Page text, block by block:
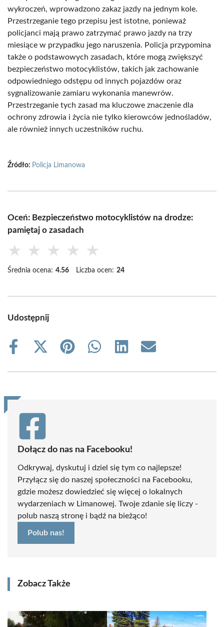
wykroczeń, wprowadzono zakaz jazdy na jednym kole.
Przestrzeganie tego przepisu jest istotne, ponieważ
policjanci mają prawo zatrzymać prawo jazdy na trzy
miesiące w przypadku jego naruszenia. Policja przypomina
także o podstawowych zasadach, które mogą zwiększyć
bezpieczeństwo motocyklistów, takich jak zachowanie
odpowiedniego odstępu od innych pojazdów oraz
sygnalizowanie zamiaru wykonania manewrów.
Przestrzeganie tych zasad ma kluczowe znaczenie dla
ochrony zdrowia i życia nie tylko kierowców jednośladów,
ale również innych uczestników ruchu.
Źródło: Policja Limanowa
Oceń: Bezpieczeństwo motocyklistów na drodze:
pamiętaj o zasadach
★ ★ ★ ★ ★
Średnia ocena: 4.56 Liczba ocen: 24
Udostępnij
Share
Share
(Twitter)
Share
Share
Share
Share
Dołącz do nas na Facebooku!
Odkrywaj, dyskutuj i dziel się tym co najlepsze!
Przyłącz się do naszej społeczności na Facebooku,
gdzie możesz dowiedzieć się więcej o lokalnych
wydarzeniach w Limanowej. Twoje zdanie się liczy -
polub naszą stronę i bądź na bieżąco!
Polub nas!
Zobacz Także